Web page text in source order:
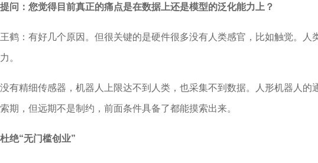
提问：您觉得目前真正的痛点是在数据上还是模型的泛化能力上？
王鹤：有好几个原因。但很关键的是硬件很多没有人类感官，比如触觉。
力。
没有精细传感器，机器人上限达不到人类，也采集不到数据。人形机器人
索期，但远期不是制约，前面条件具备了都能摸索出来。
杜绝“无门槛创业”